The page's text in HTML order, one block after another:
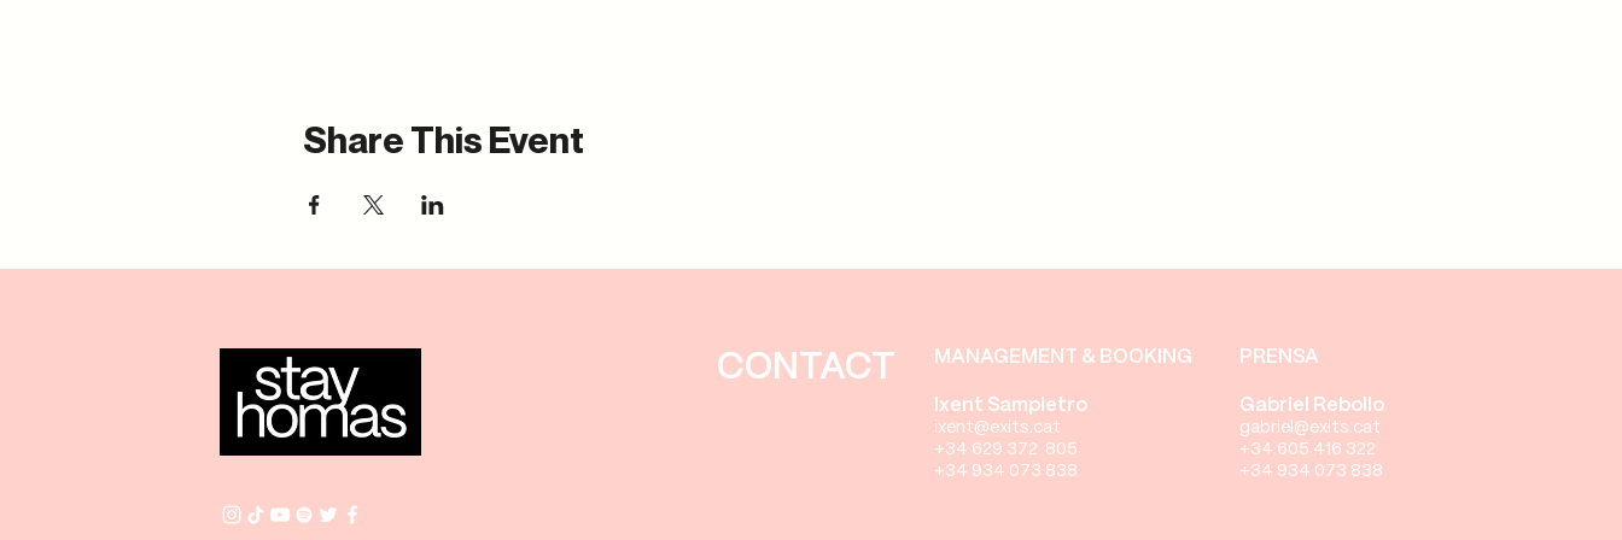
Share This Event
CONTACT MANAGEMENT & BOOKING
Ixent Sampietro
ixent@exits.cat
+34 629 372 805
+34 934 073 838
PRENSA
Gabriel Rebollo
gabriel@exits.cat
+34 605 416 322
+34 934 073 838